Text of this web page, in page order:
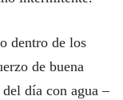
dentro de los
de buena
día con agua –